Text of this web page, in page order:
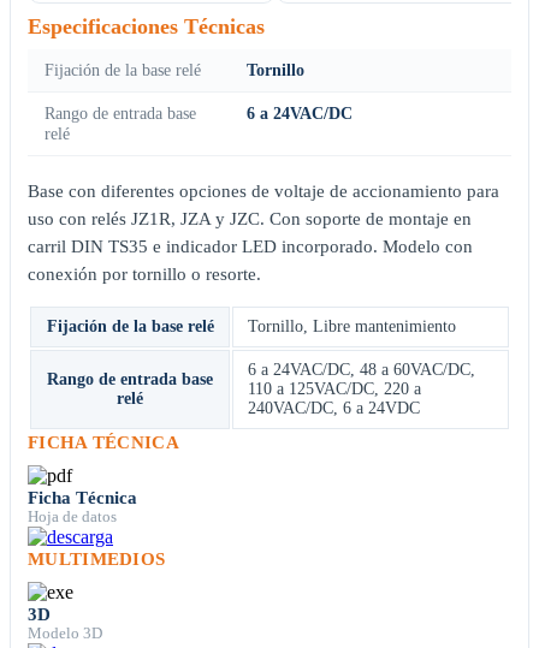
Especificaciones Técnicas
Fijación de la base relé Tornillo
Rango de entrada base
relé
6 a 24VAC/DC
Base con diferentes opciones de voltaje de accionamiento para
uso con relés JZ1R, JZA y JZC. Con soporte de montaje en
carril DIN TS35 e indicador LED incorporado. Modelo con
conexión por tornillo o resorte.
Fijación de la base relé Tornillo, Libre mantenimiento
Rango de entrada base
relé
6 a 24VAC/DC, 48 a 60VAC/DC,
110 a 125VAC/DC, 220 a
240VAC/DC, 6 a 24VDC
FICHA TÉCNICA
Ficha Técnica
Hoja de datos
MULTIMEDIOS
3D
Modelo 3D